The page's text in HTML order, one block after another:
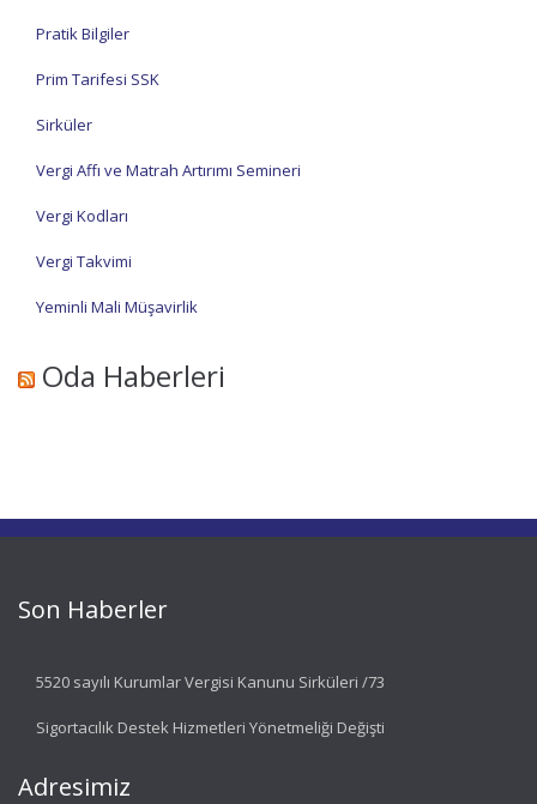
Pratik Bilgiler
Prim Tarifesi SSK
Sirküler
Vergi Affı ve Matrah Artırımı Semineri
Vergi Kodları
Vergi Takvimi
Yeminli Mali Müşavirlik
Oda Haberleri
Son Haberler
5520 sayılı Kurumlar Vergisi Kanunu Sirküleri /73
Sigortacılık Destek Hizmetleri Yönetmeliği Değişti
Adresimiz